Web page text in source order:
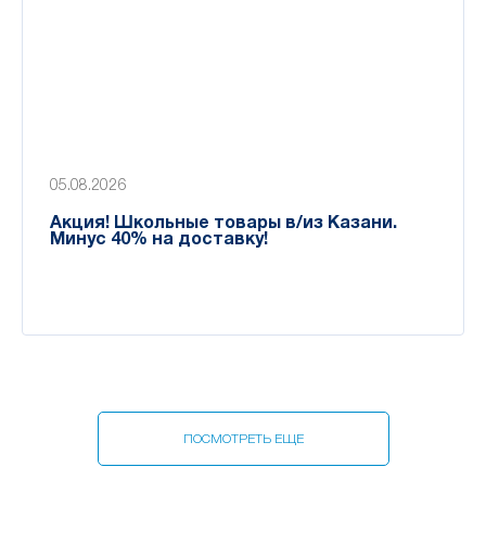
05.08.2026
Акция! Школьные товары в/из Казани.
Минус 40% на доставку!
ПОСМОТРЕТЬ ЕЩЕ